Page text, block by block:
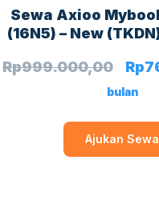
Sewa Axioo
(16N5) – New
Rp999.000,00 Rp
bulan
Ajukan Sewa